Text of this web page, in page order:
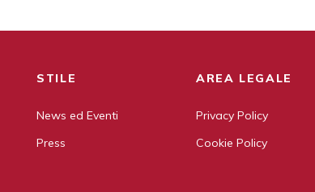
STILE
News ed Eventi
Press
AREA LEGALE
Privacy Policy
Cookie Policy